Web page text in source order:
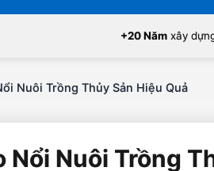
+20 Năm xây
Nuôi Trồng Thủy Sản Hiệu Quả
Nổi Nuôi Trồng